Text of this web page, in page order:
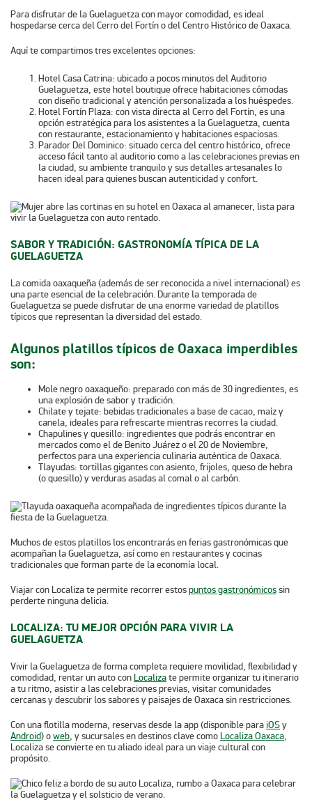
Para disfrutar de la Guelaguetza con mayor comodidad, es ideal
hospedarse cerca del Cerro del Fortín o del Centro Histórico de Oaxaca.
Aquí te compartimos tres excelentes opciones:
Hotel Casa Catrina: ubicado a pocos minutos del Auditorio
Guelaguetza, este hotel boutique ofrece habitaciones cómodas
con diseño tradicional y atención personalizada a los huéspedes.
Hotel Fortín Plaza: con vista directa al Cerro del Fortín, es una
opción estratégica para los asistentes a la Guelaguetza, cuenta
con restaurante, estacionamiento y habitaciones espaciosas.
Parador Del Dominico: situado cerca del centro histórico, ofrece
acceso fácil tanto al auditorio como a las celebraciones previas en
la ciudad, su ambiente tranquilo y sus detalles artesanales lo
hacen ideal para quienes buscan autenticidad y confort.
SABOR Y TRADICIÓN: GASTRONOMÍA TÍPICA DE LA
GUELAGUETZA
La comida oaxaqueña (además de ser reconocida a nivel internacional) es
una parte esencial de la celebración. Durante la temporada de
Guelaguetza se puede disfrutar de una enorme variedad de platillos
típicos que representan la diversidad del estado.
Algunos platillos típicos de Oaxaca imperdibles
son:
Mole negro oaxaqueño: preparado con más de 30 ingredientes, es
una explosión de sabor y tradición.
Chilate y tejate: bebidas tradicionales a base de cacao, maíz y
canela, ideales para refrescarte mientras recorres la ciudad.
Chapulines y quesillo: ingredientes que podrás encontrar en
mercados como el de Benito Juárez o el 20 de Noviembre,
perfectos para una experiencia culinaria auténtica de Oaxaca.
Tlayudas: tortillas gigantes con asiento, frijoles, queso de hebra
(o quesillo) y verduras asadas al comal o al carbón.
Muchos de estos platillos los encontrarás en ferias gastronómicas que
acompañan la Guelaguetza, así como en restaurantes y cocinas
tradicionales que forman parte de la economía local.
Viajar con Localiza te permite recorrer estospuntos gastronómicossin
perderte ninguna delicia.
LOCALIZA: TU MEJOR OPCIÓN PARA VIVIR LA
GUELAGUETZA
Vivir la Guelaguetza de forma completa requiere movilidad, flexibilidad y
comodidad, rentar un auto con Localizate permite organizar tu itinerario
a tu ritmo, asistir a las celebraciones previas, visitar comunidades
cercanas y descubrir los sabores y paisajes de Oaxaca sin restricciones.
Con una flotilla moderna, reservas desde la app (disponible para iOSy
Android) oweb, y sucursales en destinos clave como Localiza Oaxaca,
Localiza se convierte en tu aliado ideal para un viaje cultural con
propósito.